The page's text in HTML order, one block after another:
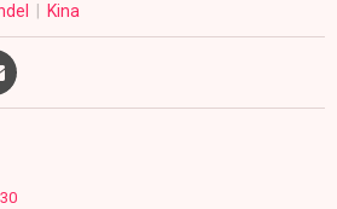
Kina